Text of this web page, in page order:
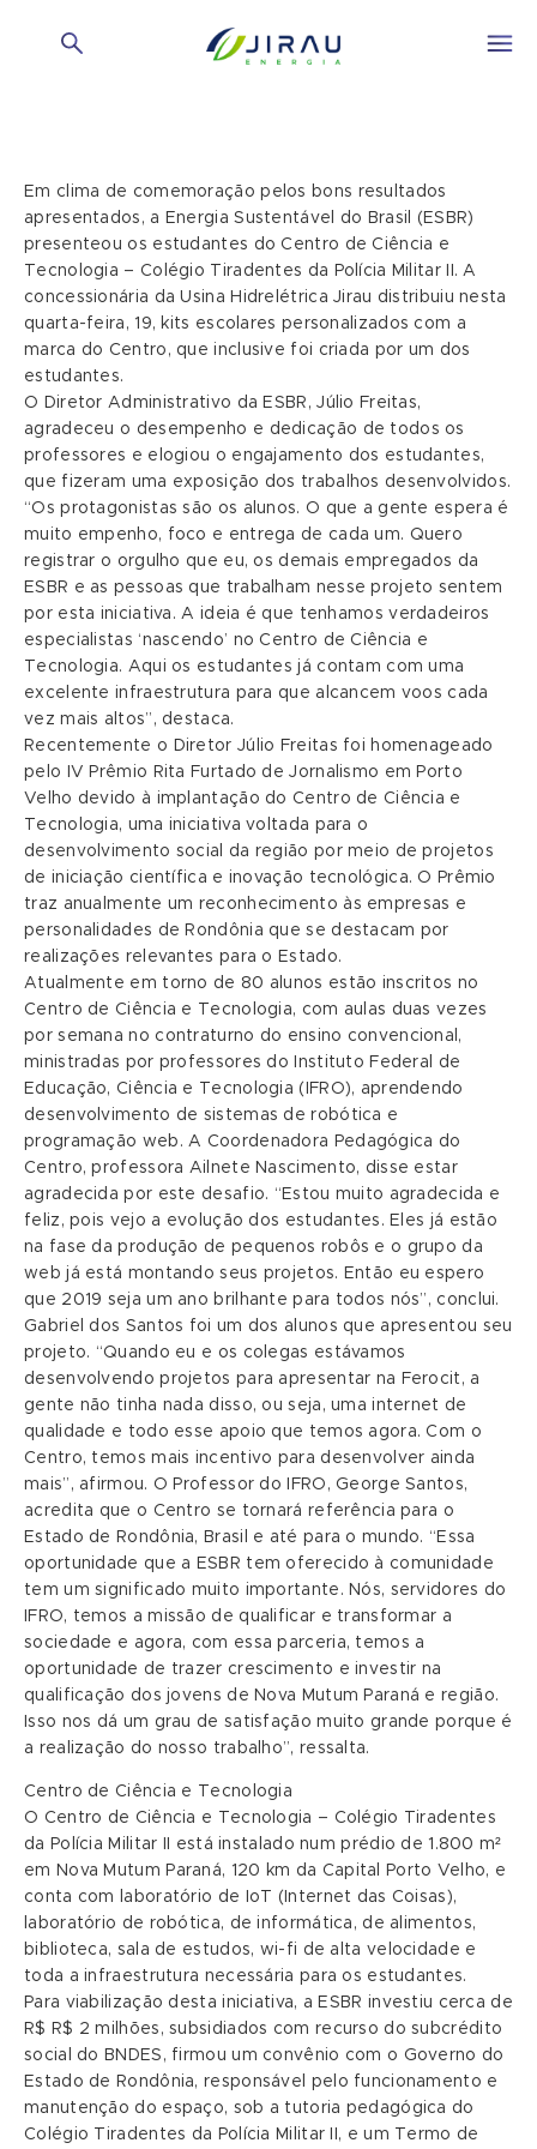
Em clima de comemoração pelos bons resultados
apresentados, a Energia Sustentável do Brasil (ESBR)
presenteou os estudantes do Centro de Ciência e
Tecnologia – Colégio Tiradentes da Polícia Militar II. A
concessionária da Usina Hidrelétrica Jirau distribuiu nesta
quarta-feira, 19, kits escolares personalizados com a
marca do Centro, que inclusive foi criada por um dos
estudantes.
O Diretor Administrativo da ESBR, Júlio Freitas,
agradeceu o desempenho e dedicação de todos os
professores e elogiou o engajamento dos estudantes,
que fizeram uma exposição dos trabalhos desenvolvidos.
“Os protagonistas são os alunos. O que a gente espera é
muito empenho, foco e entrega de cada um. Quero
registrar o orgulho que eu, os demais empregados da
ESBR e as pessoas que trabalham nesse projeto sentem
por esta iniciativa. A ideia é que tenhamos verdadeiros
especialistas ‘nascendo’ no Centro de Ciência e
Tecnologia. Aqui os estudantes já contam com uma
excelente infraestrutura para que alcancem voos cada
vez mais altos”, destaca.
Recentemente o Diretor Júlio Freitas foi homenageado
pelo IV Prêmio Rita Furtado de Jornalismo em Porto
Velho devido à implantação do Centro de Ciência e
Tecnologia, uma iniciativa voltada para o
desenvolvimento social da região por meio de projetos
de iniciação científica e inovação tecnológica. O Prêmio
traz anualmente um reconhecimento às empresas e
personalidades de Rondônia que se destacam por
realizações relevantes para o Estado.
Atualmente em torno de 80 alunos estão inscritos no
Centro de Ciência e Tecnologia, com aulas duas vezes
por semana no contraturno do ensino convencional,
ministradas por professores do Instituto Federal de
Educação, Ciência e Tecnologia (IFRO), aprendendo
desenvolvimento de sistemas de robótica e
programação web. A Coordenadora Pedagógica do
Centro, professora Ailnete Nascimento, disse estar
agradecida por este desafio. “Estou muito agradecida e
feliz, pois vejo a evolução dos estudantes. Eles já estão
na fase da produção de pequenos robôs e o grupo da
web já está montando seus projetos. Então eu espero
que 2019 seja um ano brilhante para todos nós”, conclui.
Gabriel dos Santos foi um dos alunos que apresentou seu
projeto. “Quando eu e os colegas estávamos
desenvolvendo projetos para apresentar na Ferocit, a
gente não tinha nada disso, ou seja, uma internet de
qualidade e todo esse apoio que temos agora. Com o
Centro, temos mais incentivo para desenvolver ainda
mais”, afirmou. O Professor do IFRO, George Santos,
acredita que o Centro se tornará referência para o
Estado de Rondônia, Brasil e até para o mundo. “Essa
oportunidade que a ESBR tem oferecido à comunidade
tem um significado muito importante. Nós, servidores do
IFRO, temos a missão de qualificar e transformar a
sociedade e agora, com essa parceria, temos a
oportunidade de trazer crescimento e investir na
qualificação dos jovens de Nova Mutum Paraná e região.
Isso nos dá um grau de satisfação muito grande porque é
a realização do nosso trabalho”, ressalta.
Centro de Ciência e Tecnologia
O Centro de Ciência e Tecnologia – Colégio Tiradentes
da Polícia Militar II está instalado num prédio de 1.800 m²
em Nova Mutum Paraná, 120 km da Capital Porto Velho, e
conta com laboratório de IoT (Internet das Coisas),
laboratório de robótica, de informática, de alimentos,
biblioteca, sala de estudos, wi-fi de alta velocidade e
toda a infraestrutura necessária para os estudantes.
Para viabilização desta iniciativa, a ESBR investiu cerca de
R$ R$ 2 milhões, subsidiados com recurso do subcrédito
social do BNDES, firmou um convênio com o Governo do
Estado de Rondônia, responsável pelo funcionamento e
manutenção do espaço, sob a tutoria pedagógica do
Colégio Tiradentes da Polícia Militar II, e um Termo de